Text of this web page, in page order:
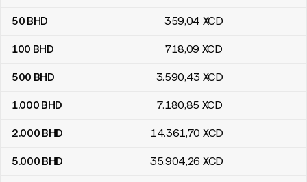
50 BHD 359,04 XCD
100 BHD 718,09 XCD
500 BHD 3.590,43 XCD
1.000 BHD 7.180,85 XCD
2.000 BHD 14.361,70 XCD
5.000 BHD 35.904,26 XCD